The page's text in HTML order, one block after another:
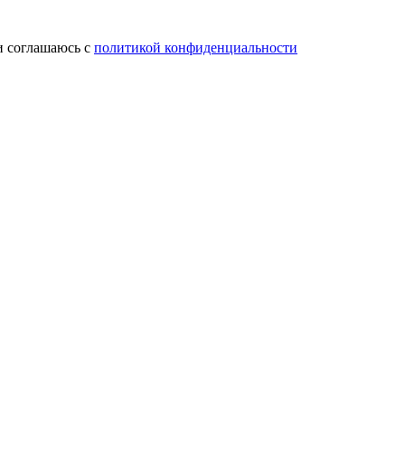
соглашаюсь с политикой конфиденциальности